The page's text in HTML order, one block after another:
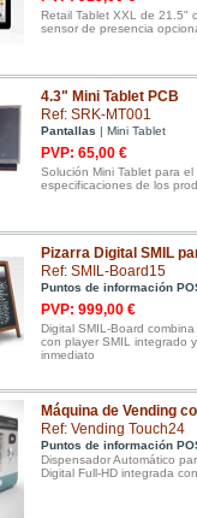
Retail Tablet XXL de 21.5"
sensor de presencia
4.3" Mini Tablet PCB
Ref: SRK-MT001
Pantallas | Mini Tablet
PVP: 65,00 €
Solución Mini Tablet para
especificaciones de los
Pizarra Digital SMIL
Ref: SMIL-Board15
Puntos de información
PVP: 999,00 €
Digital SMIL-Board
con player SMIL integrado
inmediato
Máquina de Vending
Ref: Vending Touch24
Puntos de información
Dispensador Automático
Digital Full-HD integrada